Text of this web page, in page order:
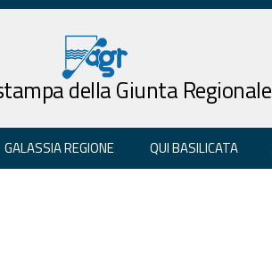
della Giunta Regionale
GALASSIA REGIONE QUI BASILICATA